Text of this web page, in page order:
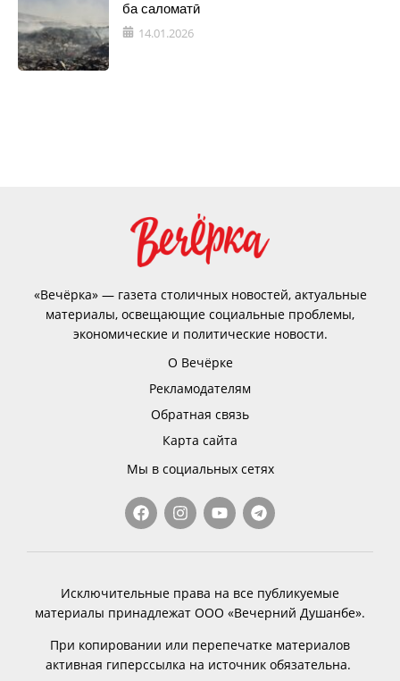
ба саломатӣ
14.01.2026
«Вечёрка» — газета столичных новостей, актуальные
материалы, освещающие социальные проблемы,
экономические и политические новости.
О Вечёрке
Рекламодателям
Обратная связь
Карта сайта
Мы в социальных сетях
Исключительные права на все публикуемые
материалы принадлежат ООО «Вечерний Душанбе».
При копировании или перепечатке материалов
активная гиперссылка на источник обязательна.